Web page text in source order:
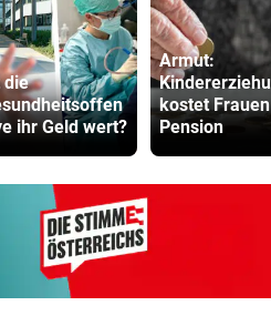
die
ihr Geld wert?
Armut:
kostet
Pension